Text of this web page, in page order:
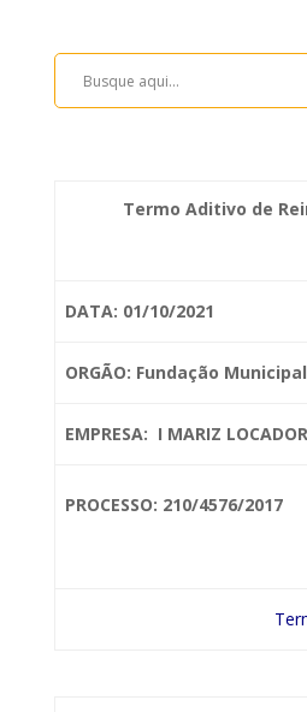
Termo Aditivo de
DATA: 01/10/2021
ORGÃO: Fundação
EMPRESA: I MARIZ
PROCESSO: